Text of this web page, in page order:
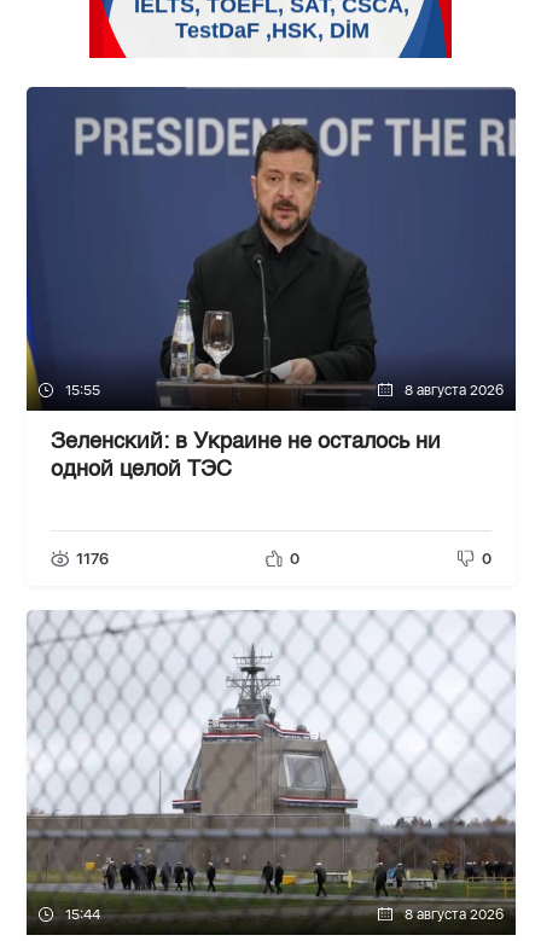
15:55 8 августа 2026
Зеленский: в Украине не осталось ни
одной целой ТЭС
1176 0 0
15:44 8 августа 2026